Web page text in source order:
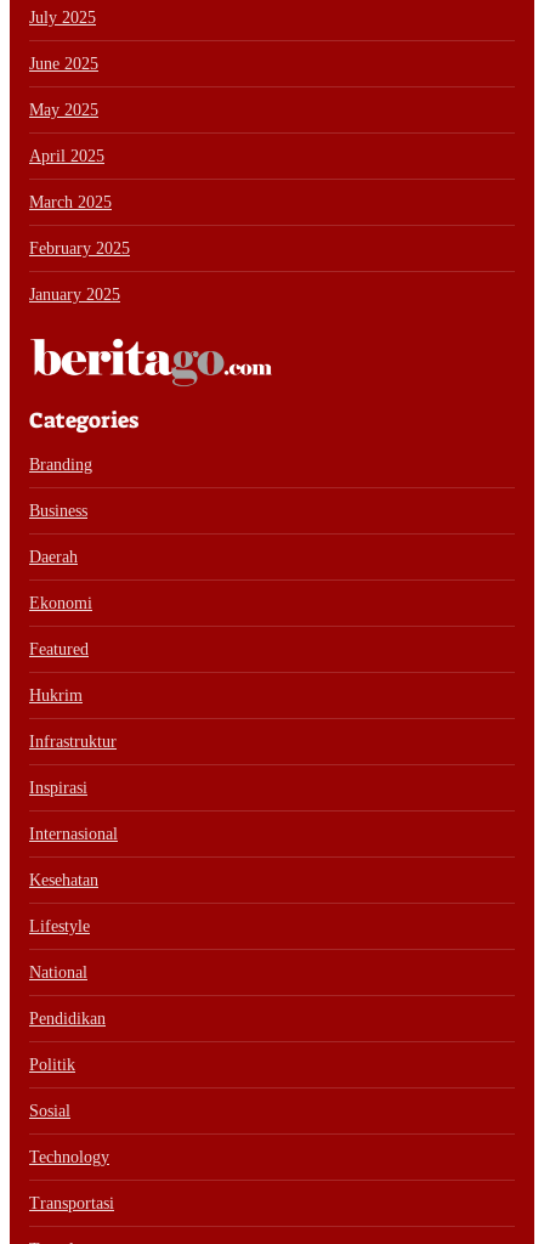
July 2025
June 2025
May 2025
April 2025
March 2025
February 2025
January 2025
Categories
Branding
Business
Daerah
Ekonomi
Featured
Hukrim
Infrastruktur
Inspirasi
Internasional
Kesehatan
Lifestyle
National
Pendidikan
Politik
Sosial
Technology
Transportasi